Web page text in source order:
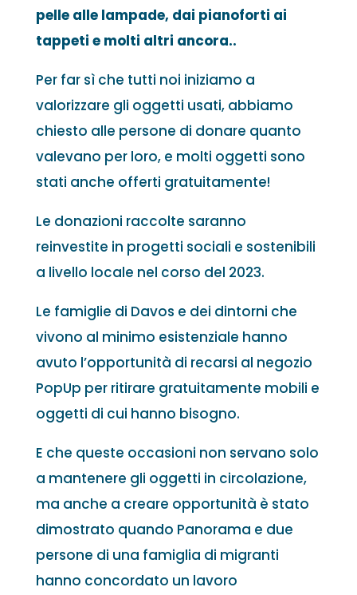
pelle alle lampade, dai pianoforti ai
tappeti e molti altri ancora..
Per far sì che tutti noi iniziamo a
valorizzare gli oggetti usati, abbiamo
chiesto alle persone di donare quanto
valevano per loro, e molti oggetti sono
stati anche offerti gratuitamente!
Le donazioni raccolte saranno
reinvestite in progetti sociali e sostenibili
a livello locale nel corso del 2023.
Le famiglie di Davos e dei dintorni che
vivono al minimo esistenziale hanno
avuto l’opportunità di recarsi al negozio
PopUp per ritirare gratuitamente mobili e
oggetti di cui hanno bisogno.
E che queste occasioni non servano solo
a mantenere gli oggetti in circolazione,
ma anche a creare opportunità è stato
dimostrato quando Panorama e due
persone di una famiglia di migranti
hanno concordato un lavoro